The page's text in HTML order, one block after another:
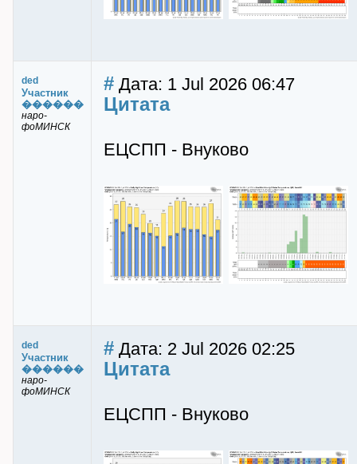
ded
Участник
������
наро-
фоМИНСК
# Дата: 1 Jul 2026 06:47
Цитата
ЕЦСПП - Внуково
ded
Участник
������
наро-
фоМИНСК
# Дата: 2 Jul 2026 02:25
Цитата
ЕЦСПП - Внуково